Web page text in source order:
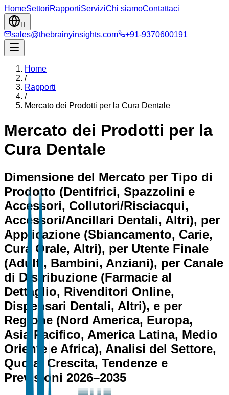
HomeSettoriRapportiServiziChi siamoContattaci
IT
sales@thebrainyinsights.com +91-9370600191
Home
/
Rapporti
/
Mercato dei Prodotti per la Cura Dentale
Mercato dei Prodotti per la
Cura Dentale
Dimensione del Mercato per Tipo di
Prodotto (Dentifrici, Spazzolini e
Accessori, Collutori/Risciacqui,
Accessori/Ancillari Dentali, Altri), per
Applicazione (Sbiancamento, Carie,
Cura Orale, Altri), per Utente Finale
(Adulti, Bambini, Anziani), per Canale
di Distribuzione (Farmacie al
Dettaglio, Rivenditori Online,
Dispensari Dentali, Altri), e per
Regione (Nord America, Europa,
Asia-Pacifico, America Latina, Medio
Oriente e Africa), Analisi del Settore,
Quota, Crescita, Tendenze e
Previsioni 2026–2035